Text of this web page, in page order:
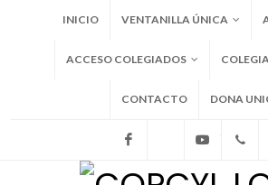
INICIO VENTANILLA ÚNICA
ACCESO COLEGIADOS
CONTACTO DONA
Facebook Youtube